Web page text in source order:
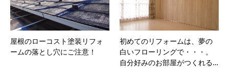
屋根のローコスト塗装リフォ
ームの落とし穴にご注意！
初めてのリフォームは、夢の
白いフローリングで・・・。
自分好みのお部屋がつくれる…